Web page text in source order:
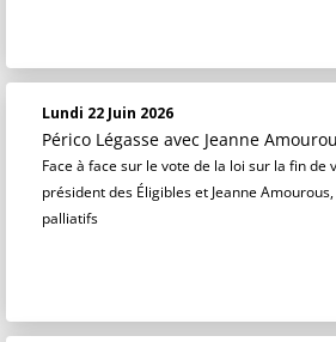
Lundi 22 Juin 2026
Périco Légasse avec Jeanne
Face à face sur le vote de la loi sur la fin de
président des Éligibles et Jeanne
palliatifs